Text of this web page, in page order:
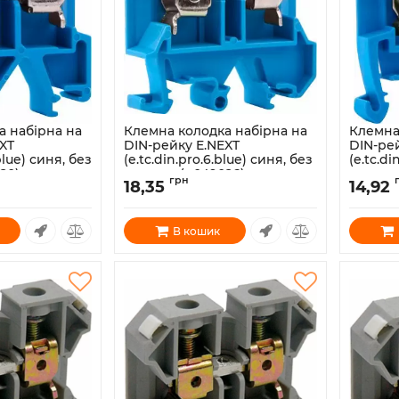
набірна на
синя, без
Клемна колодка набірна на
DIN-рейку E.NEXT
(e.tc.din.pro.6.blue) синя, без
кришки (p049026)
Артикул:
18,35 грн
В кошик
DIN-
Артикул:
14,92